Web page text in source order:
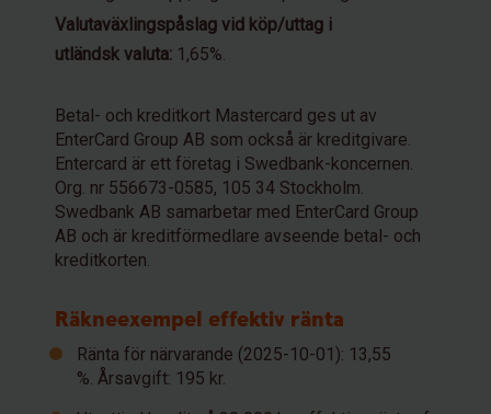
Valutaväxlingspåslag vid köp/uttag i
utländsk valuta: 1,65%.
Betal- och kreditkort Mastercard ges ut av
EnterCard Group AB som också är kreditgivare.
Entercard är ett företag i Swedbank-koncernen.
Org. nr 556673-0585, 105 34 Stockholm.
Swedbank AB samarbetar med EnterCard Group
AB och är kreditförmedlare avseende betal- och
kreditkorten.
Räkneexempel effektiv ränta
Ränta för närvarande (2025-10-01): 13,55
%. Årsavgift: 195 kr.